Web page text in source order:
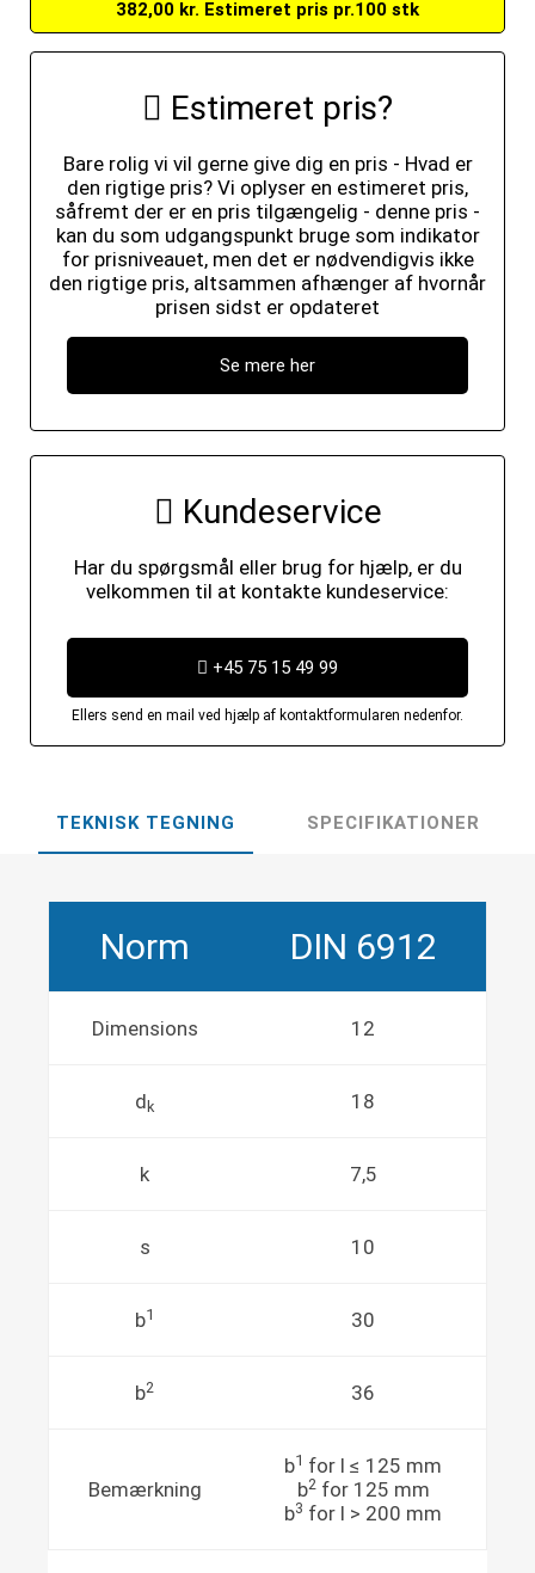
382,00 kr. Estimeret pris pr.100 stk
Estimeret pris?
Bare rolig vi vil gerne give dig en pris - Hvad er
den rigtige pris? Vi oplyser en estimeret pris,
såfremt der er en pris tilgængelig - denne pris -
kan du som udgangspunkt bruge som indikator
for prisniveauet, men det er nødvendigvis ikke
den rigtige pris, altsammen afhænger af hvornår
prisen sidst er opdateret
Se mere her
Kundeservice
Har du spørgsmål eller brug for hjælp, er du
velkommen til at kontakte kundeservice:
+45 75 15 49 99
Ellers send en mail ved hjælp af kontaktformularen nedenfor.
TEKNISK TEGNING SPECIFIKATIONER
Norm DIN 6912
Dimensions 12
d k 18
k 7,5
s 10
b1 30
b2 36
Bemærkning
b1 for l ≤ 125 mm
b2for 125 mm
b3 for l > 200 mm